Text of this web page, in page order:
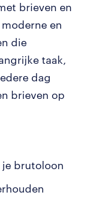
brieven en
en
die
taak,
dag
brieven op
je brutoloon